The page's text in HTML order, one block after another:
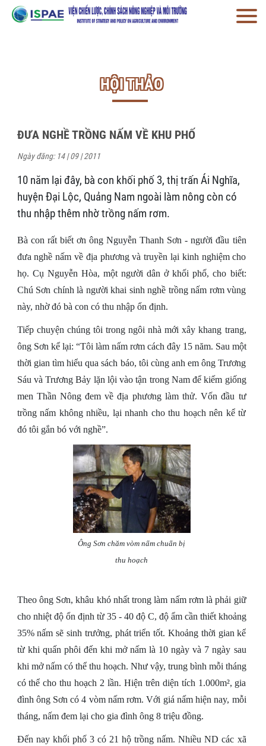
HỘI THẢO
ĐƯA NGHỀ TRỒNG NẤM VỀ KHU PHỐ
Ngày đăng: 14 | 09 | 2011
10 năm lại đây, bà con khối phố 3, thị trấn Ái Nghĩa,
huyện Đại Lộc, Quảng Nam ngoài làm nông còn có
thu nhập thêm nhờ trồng nấm rơm.
Bà con rất biết ơn ông Nguyễn Thanh Sơn - người đầu tiên
đưa nghề nấm về địa phương và truyền lại kinh nghiệm cho
họ. Cụ Nguyễn Hòa, một người dân ở khối phố, cho biết:
Chú Sơn chính là người khai sinh nghề trồng nấm rơm vùng
này, nhờ đó bà con có thu nhập ổn định.
Tiếp chuyện chúng tôi trong ngôi nhà mới xây khang trang,
ông Sơn kể lại: “Tôi làm nấm rơm cách đây 15 năm. Sau một
thời gian tìm hiểu qua sách báo, tôi cùng anh em ông Trương
Sáu và Trương Bảy lặn lội vào tận trong Nam để kiếm giống
men Thần Nông đem về địa phương làm thử. Vốn đầu tư
trồng nấm không nhiều, lại nhanh cho thu hoạch nên kể từ
đó tôi gắn bó với nghề”.
Ông Sơn chăm vòm nấm chuẩn bị
thu hoạch
Theo ông Sơn, khâu khó nhất trong làm nấm rơm là phải giữ
cho nhiệt độ ổn định từ 35 - 40 độ C, độ ẩm cần thiết khoảng
35% nấm sẽ sinh trưởng, phát triển tốt. Khoảng thời gian kể
từ khi quấn phôi đến khi mở nấm là 10 ngày và 7 ngày sau
khi mở nấm có thể thu hoạch. Như vậy, trung bình mỗi tháng
có thể cho thu hoạch 2 lần. Hiện trên diện tích 1.000m², gia
đình ông Sơn có 4 vòm nấm rơm. Với giá nấm hiện nay, mỗi
tháng, nấm đem lại cho gia đình ông 8 triệu đồng.
Đến nay khối phố 3 có 21 hộ trồng nấm. Nhiều ND các xã